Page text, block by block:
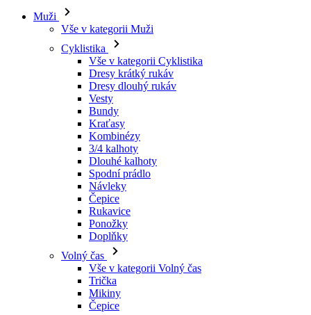
Muži
Vše v kategorii Muži
Cyklistika
Vše v kategorii Cyklistika
Dresy krátký rukáv
Dresy dlouhý rukáv
Vesty
Bundy
Kraťasy
Kombinézy
3/4 kalhoty
Dlouhé kalhoty
Spodní prádlo
Návleky
Čepice
Rukavice
Ponožky
Doplňky
Volný čas
Vše v kategorii Volný čas
Trička
Mikiny
Čepice